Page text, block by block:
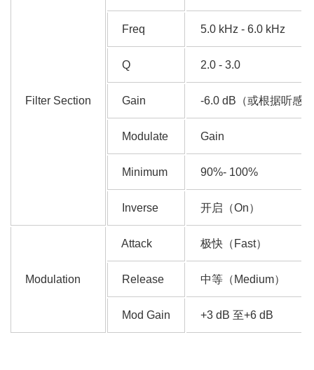
Filter Section
Freq 5.0 kHz - 6.0 kHz
Q 2.0 - 3.0
Gain -6.0 dB（或根据听感
Modulate Gain
Minimum 90%- 100%
Inverse 开启（On）
Modulation
Attack 极快（Fast）
Release 中等（Medium）
Mod Gain +3 dB 至+6 dB